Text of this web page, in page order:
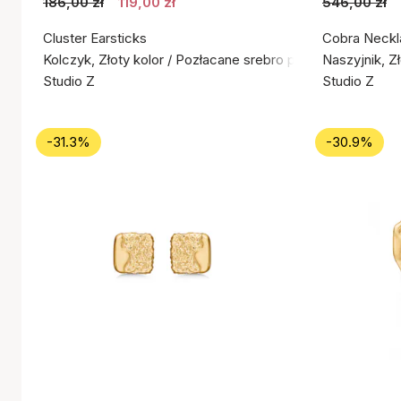
Cluster Earsticks
Kolczyk, Złoty kolor / Pozłacane srebro próby 925
Studio Z
Cobra
Naszyjnik,
Studio Z
-31.3% -30.9%